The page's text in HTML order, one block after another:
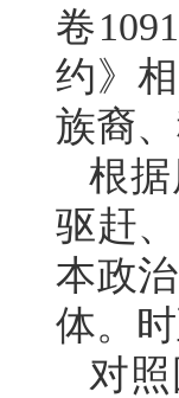
卷
约》
族裔
根
驱赶
本政
体。
对